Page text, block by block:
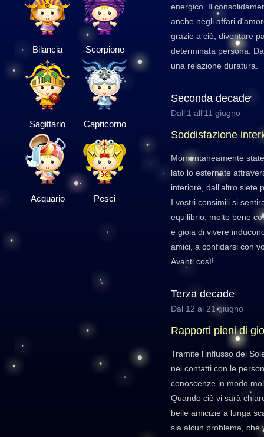
Bilancia Scorpione
Sagittario Capricorno
Acquario Pesci
energico. Il
anche negli affari
grazie a ciò, diventare
determinata persona.
una relazione duratura.
Seconda decade
Dall'1 all'11 giugno
Soddisfazione
Momentaneamente
lato lo esternate
interiore, dall'altro siete
I vostri consimili si
equilibrio, molto bene
e gioia di vivere
amici, a confidarsi con
Avanti così!
Terza decade
Dal 12 al 21 giugno
Rapporti pieni di
Tramite l'influsso del
nei contatti con le
conoscenze in modo
Quando ciò vi sarà
belle amicizie a lunga
sia alcun problema, che